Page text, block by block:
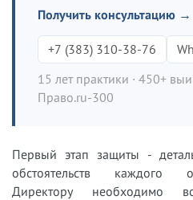
Получить консультацию →
+7 (383) 310-38-76
15 лет практики · 450+
Право.ru-300
Первый этап защиты -
обстоятельств каждого
Директору необходимо